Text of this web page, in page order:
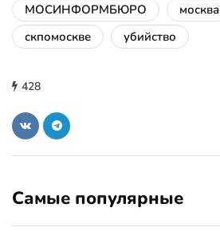
МОСИНФОРМБЮРО
москва
скпомоскве
убийство
428
Самые популярные